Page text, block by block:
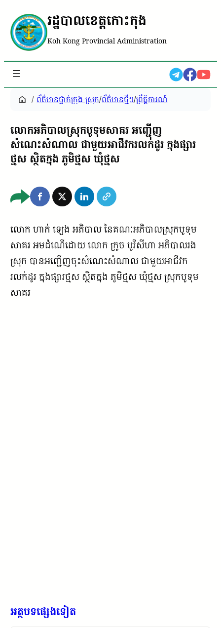
រដ្ឋបាលខេត្តកោះកុង
Koh Kong Provincial Administration
/ ព័ត៌មានថ្នាក់ក្រុង-ស្រុក/ព័ត៌មានថ្មីៗ/ព្រឹត្តិការណ៍
លោកអភិបាលស្រុកបូទុមសាគរ អញ្ជើញ
សំណេះសំណាល ជាមួយអាជីវករលក់ដូរ ក្នុងផ្សារ
ថ្មស ស្ថិតក្នុង ភូមិថ្មស ឃុំថ្មស
លោក ហាក់ ឡេង អភិបាល នៃគណៈអភិបាលស្រុកបូទុម
សាគរ អមដំណើដោយ លោក ក្រូច បូរីសីហា អភិបាលរង
ស្រុក បានអញ្ជើញចុះសំណេះសំណាល ជាមួយអាជីវក
រលក់ដូរ ក្នុងផ្សារថ្មស ស្ថិតក្នុង ភូមិថ្មស ឃុំថ្មស ស្រុកបូទុម
សាគរ
អត្ថបទផ្សេងទៀត